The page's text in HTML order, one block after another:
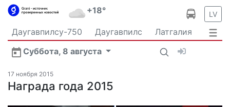
+18° LV
Даугавпилсу-750 Даугавпилс
Латгалия
Латвия
Политика Происшествия
Спорт
Общество
Суббота, 8 августа
Новости Даугавпилса
Транспорт
В мире
17 ноября 2015
Награда года 2015